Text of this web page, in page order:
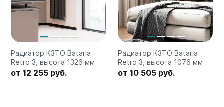
Радиатор КЗТО Bataria
Retro 3, высота 1326 мм
от 12 255 руб.
Радиатор КЗТО Bataria
Retro 3, высота 1076 мм
от 10 505 руб.